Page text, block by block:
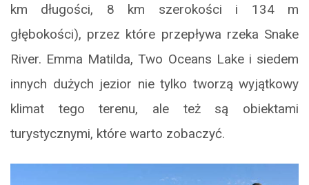
km długości, 8 km szerokości i 134 m
głębokości), przez które przepływa rzeka Snake
River. Emma Matilda, Two Oceans Lake i siedem
innych dużych jezior nie tylko tworzą wyjątkowy
klimat tego terenu, ale też są obiektami
turystycznymi, które warto zobaczyć.